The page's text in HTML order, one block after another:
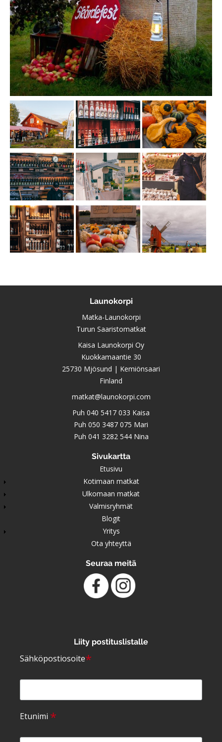
Launokorpi
Matka-Launokorpi
Turun Saaristomatkat
Kaisa Launokorpi Oy
Kuokkamaantie 30
25730 Mjösund | Kemiönsaari
Finland
matkat@launokorpi.com
Puh 040 5417 033 Kaisa
Puh 050 3487 075 Mari
Puh 041 3282 544Nina
Sivukartta
Etusivu
Kotimaan matkat
Ulkomaan matkat
Valmisryhmät
Blogit
Yritys
Ota yhteyttä
Seuraa meitä
Liity postituslistalle
Sähköpostiosoite*
Etunimi *